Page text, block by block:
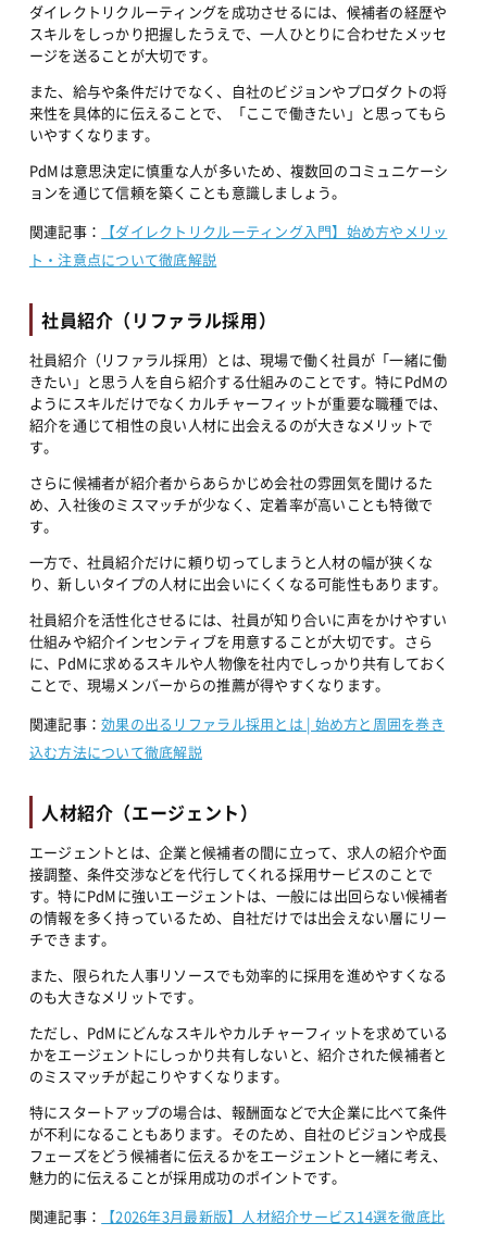
ダイレクトリクルーティングを成功させるには、候補者の経歴や
スキルをしっかり把握したうえで、一人ひとりに合わせたメッセ
ージを送ることが大切です。
また、給与や条件だけでなく、自社のビジョンやプロダクトの将
来性を具体的に伝えることで、「ここで働きたい」と思ってもら
いやすくなります。
PdMは意思決定に慎重な人が多いため、複数回のコミュニケーシ
ョンを通じて信頼を築くことも意識しましょう。
関連記事：
【ダイレクトリクルーティング入門】始め方やメリッ
ト・注意点について徹底解説
社員紹介（リファラル採用）
社員紹介（リファラル採用）とは、現場で働く社員が「一緒に働
きたい」と思う人を自ら紹介する仕組みのことです。特にPdMの
ようにスキルだけでなくカルチャーフィットが重要な職種では、
紹介を通じて相性の良い人材に出会えるのが大きなメリットで
す。
さらに候補者が紹介者からあらかじめ会社の雰囲気を聞けるた
め、入社後のミスマッチが少なく、定着率が高いことも特徴で
す。
一方で、社員紹介だけに頼り切ってしまうと人材の幅が狭くな
り、新しいタイプの人材に出会いにくくなる可能性もあります。
社員紹介を活性化させるには、社員が知り合いに声をかけやすい
仕組みや紹介インセンティブを用意することが大切です。さら
に、PdMに求めるスキルや人物像を社内でしっかり共有しておく
ことで、現場メンバーからの推薦が得やすくなります。
関連記事：効果の出るリファラル採用とは | 始め方と周囲を巻き
込む方法について徹底解説
人材紹介（エージェント）
エージェントとは、企業と候補者の間に立って、求人の紹介や面
接調整、条件交渉などを代行してくれる採用サービスのことで
す。特にPdMに強いエージェントは、一般には出回らない候補者
の情報を多く持っているため、自社だけでは出会えない層にリー
チできます。
また、限られた人事リソースでも効率的に採用を進めやすくなる
のも大きなメリットです。
ただし、PdMにどんなスキルやカルチャーフィットを求めている
かをエージェントにしっかり共有しないと、紹介された候補者と
のミスマッチが起こりやすくなります。
特にスタートアップの場合は、報酬面などで大企業に比べて条件
が不利になることもあります。そのため、自社のビジョンや成長
フェーズをどう候補者に伝えるかをエージェントと一緒に考え、
魅力的に伝えることが採用成功のポイントです。
関連記事：
【2026年3月最新版】人材紹介サービス14選を徹底比